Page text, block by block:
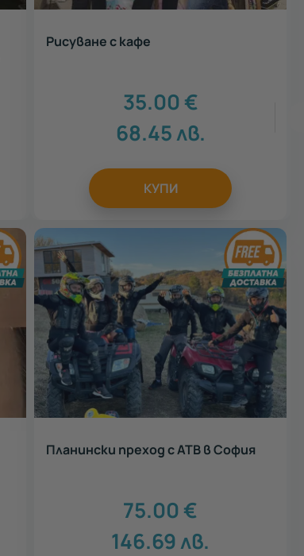
Рисуване с кафе
35.00€
68.45лв.
КУПИ
Планински преход с АТВ в София
75.00€
146.69лв.